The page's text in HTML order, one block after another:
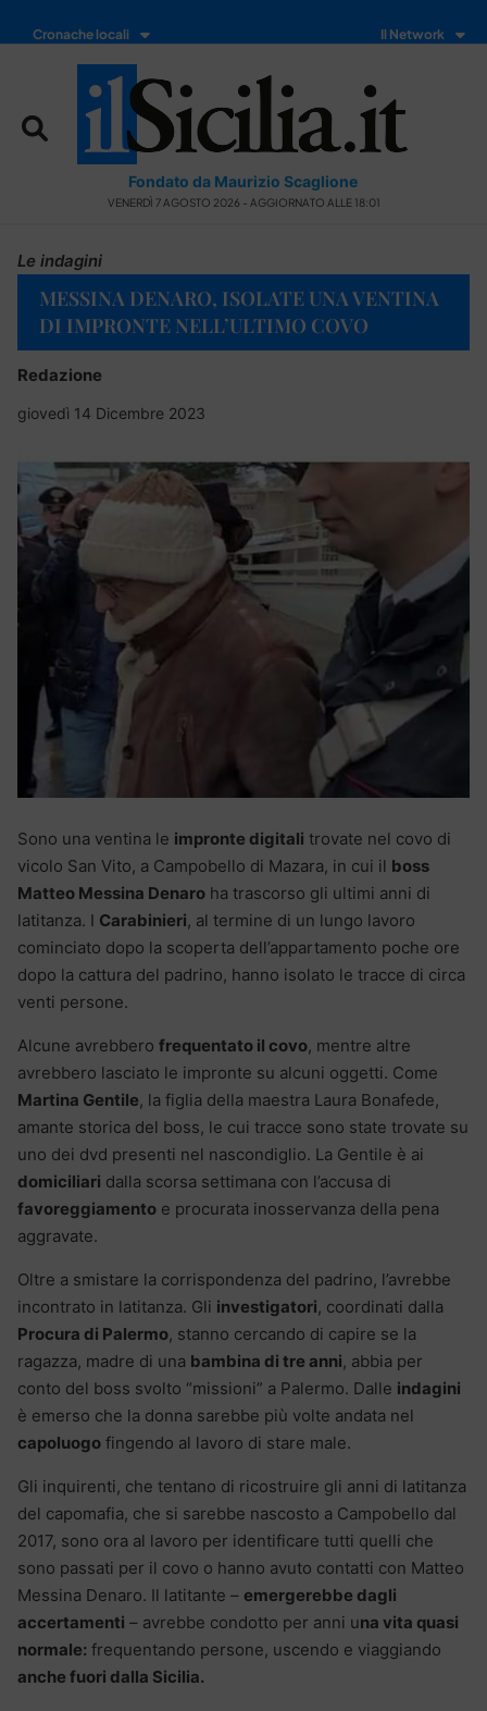
Cronache locali Il Network
Fondato da Maurizio Scaglione
VENERDÌ 7 AGOSTO 2026 - AGGIORNATO ALLE 18:01
Le indagini
MESSINA DENARO, ISOLATE UNA VENTINA
DI IMPRONTE NELL’ULTIMO COVO
Redazione
giovedì 14 Dicembre 2023
Sono una ventina le impronte digitali trovate nel covo di
vicolo San Vito, a Campobello di Mazara, in cui il boss
Matteo Messina Denaro ha trascorso gli ultimi anni di
latitanza. I Carabinieri, al termine di un lungo lavoro
cominciato dopo la scoperta dell’appartamento poche ore
dopo la cattura del padrino, hanno isolato le tracce di circa
venti persone.
Alcune avrebbero frequentato il covo, mentre altre
avrebbero lasciato le impronte su alcuni oggetti. Come
Martina Gentile, la figlia della maestra Laura Bonafede,
amante storica del boss, le cui tracce sono state trovate su
uno dei dvd presenti nel nascondiglio. La Gentile è ai
domiciliari dalla scorsa settimana con l’accusa di
favoreggiamento e procurata inosservanza della pena
aggravate.
Oltre a smistare la corrispondenza del padrino, l’avrebbe
incontrato in latitanza. Gli investigatori, coordinati dalla
Procura di Palermo, stanno cercando di capire se la
ragazza, madre di una bambina di tre anni, abbia per
conto del boss svolto “missioni” a Palermo. Dalle indagini
è emerso che la donna sarebbe più volte andata nel
capoluogo fingendo al lavoro di stare male.
Gli inquirenti, che tentano di ricostruire gli anni di latitanza
del capomafia, che si sarebbe nascosto a Campobello dal
2017, sono ora al lavoro per identificare tutti quelli che
sono passati per il covo o hanno avuto contatti con Matteo
Messina Denaro. Il latitante – emergerebbe dagli
accertamenti – avrebbe condotto per anni una vita quasi
normale: frequentando persone, uscendo e viaggiando
anche fuori dalla Sicilia.